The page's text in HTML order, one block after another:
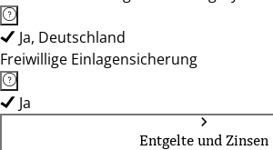
Ja, Deutschland
Freiwillige Einlagensicherung
Ja
Entgelte und Zinsen